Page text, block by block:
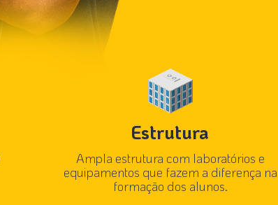
Estrutura
Ampla estrutura com laboratórios e
equipamentos que fazem a diferença na
formação dos alunos.